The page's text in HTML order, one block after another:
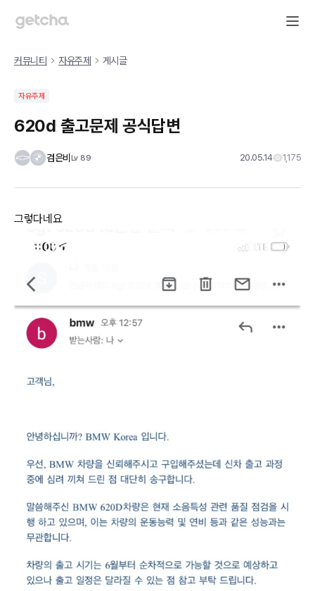
커뮤니티 자유주제 게시글
자유주제
620d 출고문제 공식답변
검은비 Lv 89 20.05.14 1,175
그렇다네요